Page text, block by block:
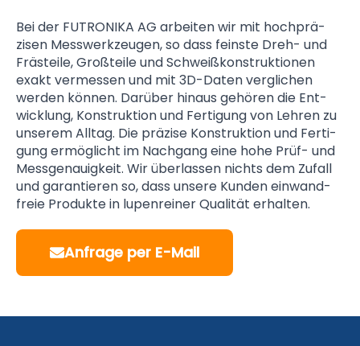
Bei der FUTRONIKA AG arbei­ten wir mit hoch­prä­
zisen Mess­werk­zeu­gen, so dass feinste Dreh- und
Fräs­teile, Groß­teile und Schweiß­kon­struk­tio­nen
exakt ver­messen und mit 3D-Daten ver­glichen
wer­den kön­nen. Dar­über hinaus gehö­ren die Ent­
wick­lung, Kon­strukt­ion und Ferti­gung von Leh­ren zu
unserem All­tag. Die prä­zise Kon­struk­tion und Ferti­
gung ermög­licht im Nach­gang eine hohe Prüf- und
Mess­genauig­keit. Wir über­lassen nichts dem Zufall
und garan­tie­ren so, dass unse­re Kun­den ein­wand­
freie Pro­dukte in lupen­rei­ner Quali­tät erhalten.
Anfrage per E-Mail